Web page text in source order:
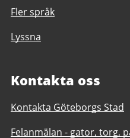
Fler språk
Lyssna
Kontakta oss
Kontakta Göteborgs Stad
Felanmälan - gator, torg,